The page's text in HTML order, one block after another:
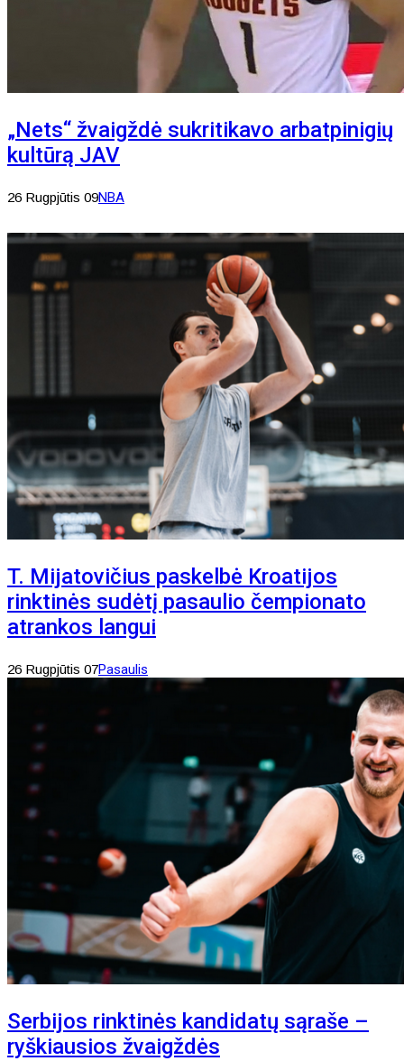
„Nets“ žvaigždė sukritikavo arbatpinigių
kultūrą JAV
26 Rugpjūtis 09NBA
T. Mijatovičius paskelbė Kroatijos
rinktinės sudėtį pasaulio čempionato
atrankos langui
26 Rugpjūtis 07Pasaulis
Serbijos rinktinės kandidatų sąraše –
ryškiausios žvaigždės